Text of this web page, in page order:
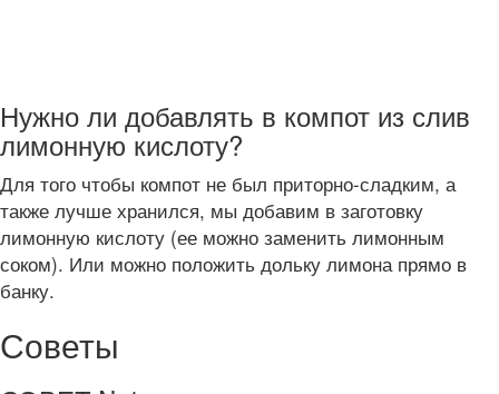
Нужно ли добавлять в компот из слив
лимонную кислоту?
Для того чтобы компот не был приторно-сладким, а
также лучше хранился, мы добавим в заготовку
лимонную кислоту (ее можно заменить лимонным
соком). Или можно положить дольку лимона прямо в
банку.
Советы